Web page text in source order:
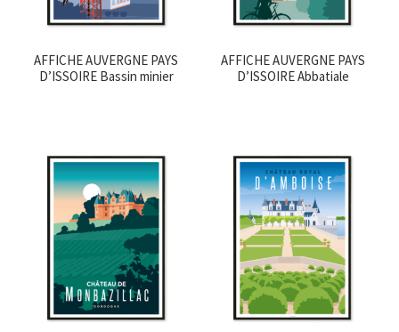
AFFICHE AUVERGNE PAYS
D’ISSOIRE Bassin minier
AFFICHE AUVERGNE PAYS
D’ISSOIRE Abbatiale